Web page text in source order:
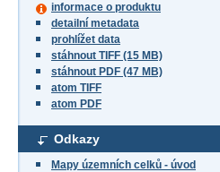
informace o produktu
detailní metadata
prohlížet data
stáhnout TIFF (15 MB)
stáhnout PDF (47 MB)
atom TIFF
atom PDF
Odkazy
Mapy územních celků - úvod